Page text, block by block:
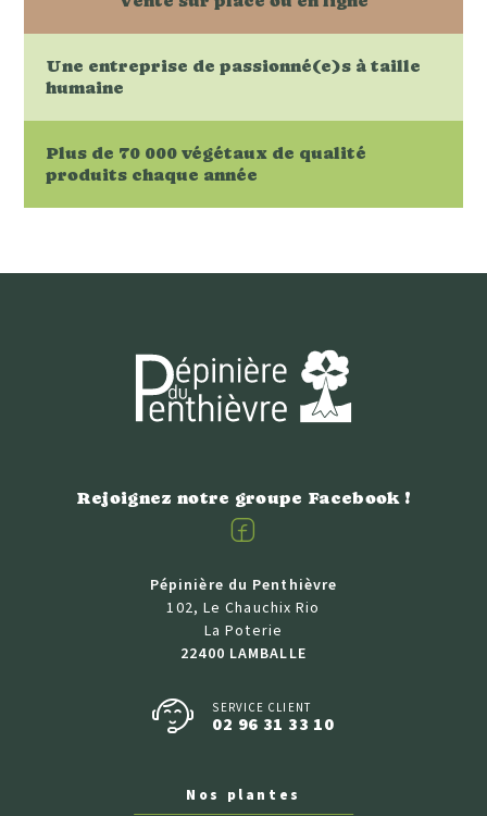
Une entreprise de passionné(e)s à taille
humaine
Plus de 70 000 végétaux de qualité
produits chaque année
Rejoignez notre groupe Facebook !
Facebook
Pépinière du Penthièvre
102, Le Chauchix Rio
La Poterie
22400 LAMBALLE
SERVICE CLIENT
02 96 31 33 10
Nos plantes